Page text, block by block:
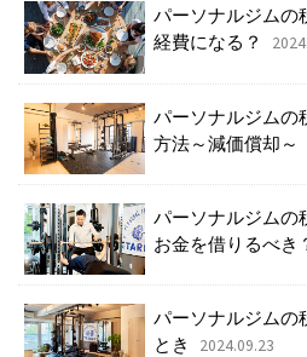
パーソナルジム
経費になる？
パーソナルジム
方法～減価償却～
パーソナルジム
お金を借りるべき
パーソナルジム
とき
2024.09.23